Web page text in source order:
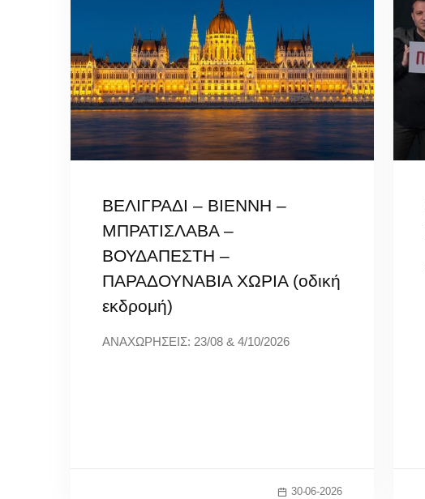
ΒΕΛΙΓΡΑΔΙ – ΒΙΕΝΝΗ –
ΜΠΡΑΤΙΣΛΑΒΑ –
ΒΟΥΔΑΠΕΣΤΗ –
ΠΑΡΑΔΟΥΝΑΒΙΑ ΧΩΡΙΑ (οδική
εκδρομή)
ΑΝΑΧΩΡΗΣΕΙΣ: 23/08 & 4/10/2026
30-06-2026